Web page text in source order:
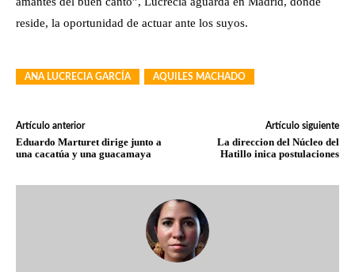
reside, la oportunidad de actuar ante los suyos.
ANA LUCRECIA GARCÍA AQUILES MACHADO
Artículo anterior
Eduardo Marturet dirige junto a
una cacatúa y una guacamaya
Artículo siguiente
La direccion del Núcleo del
Hatillo inica postulaciones